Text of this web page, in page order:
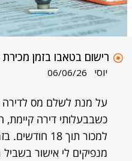
רישום בטאבו בזמן מכירת
יוסי 06/06/26
על מנת לשלם מס לדירה
כשבבעלותי דירה קיימת,
למכור תוך 18
מנפיקים לי אישור